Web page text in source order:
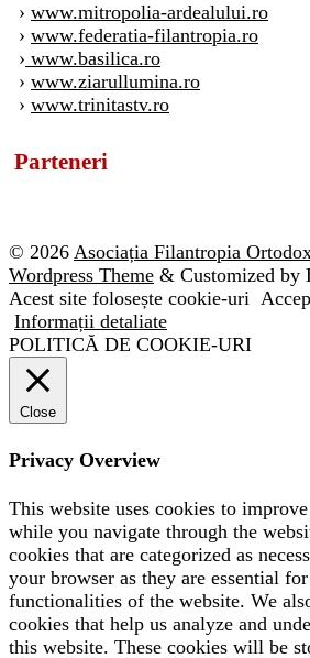
› www.mitropolia-ardealului.ro
› www.federatia-filantropia.ro
› www.basilica.ro
› www.ziarullumina.ro
› www.trinitastv.ro
Parteneri
© 2026 Asociația Filantropia
Wordpress Theme & Customized by
Acest site folosește cookie-uri
Informații detaliate
POLITICĂ DE COOKIE-URI
Close
Privacy Overview
This website uses cookies to
while you navigate through the
cookies that are categorized as
your browser as they are essential
functionalities of the website. We
cookies that help us analyze and
this website. These cookies will be